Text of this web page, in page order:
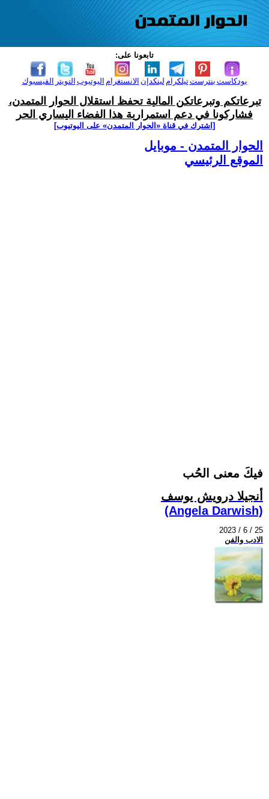
تابعونا على:
الفيسبوك التويتر اليوتيوب الانستغرام لينكدإن تيلكرامبنترست بودكاست
تبرعاتكم وتبرعاتكن المالية تحفظ استقلال الحوار المتمدن،
فشاركونا في دعم استمرارية هذا الفضاء اليساري الحر
[اشترك في قناة ‫«الحوار المتمدن» على اليوتيوب]
الحوار المتمدن - موبايل
الموقع الرئيسي
فيكَ معنى الحُب
أنجيلا درويش يوسف
(Angela Darwish)
2023 / 6 / 25
الادب والفن